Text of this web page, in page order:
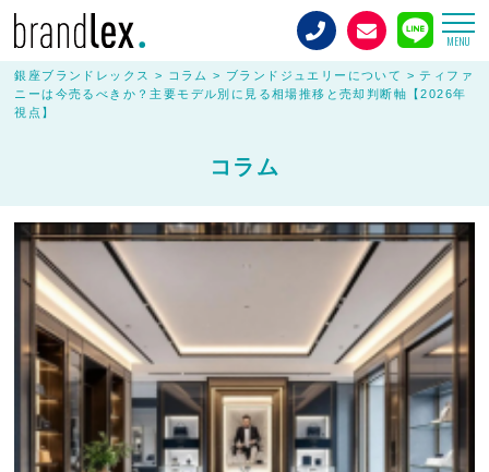
MENU
銀座ブランドレックス > コラム > ブランドジュエリーについて >ティファ
ニーは今売るべきか？主要モデル別に見る相場推移と売却判断軸【2026年
視点】
コラム